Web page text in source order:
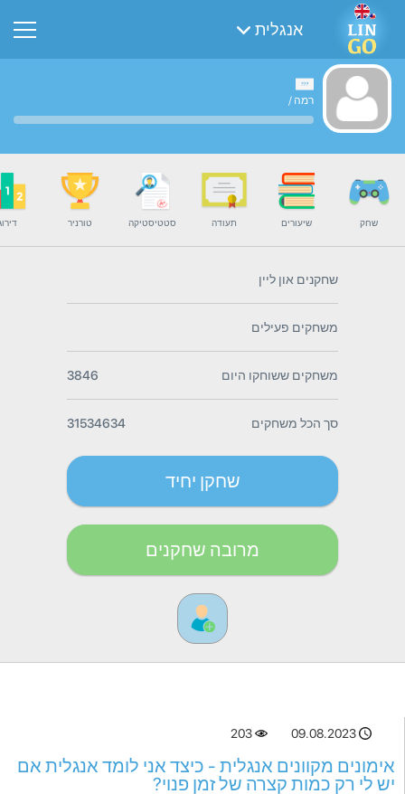
אנגלית
רמה /
שחק שיעורים תעודה סטטיסטיקה טורניר
שחקנים און ליין
משחקים פעילים
משחקים ששוחקו היום 3846
סך הכל משחקים 31534634
שחקן יחיד
מרובה שחקנים
09.08.2023
203
אימונים מקוונים אנגלית - כיצד אני לומד אנגלית אם
יש לי רק כמות קצרה של זמן פנוי?